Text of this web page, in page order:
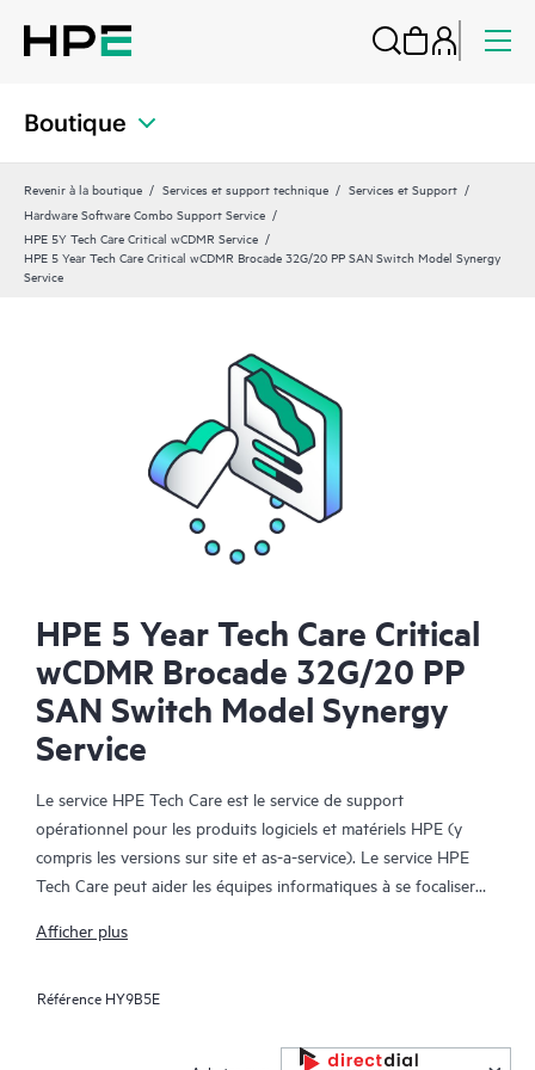
Boutique
Revenir à la boutique Services et support technique
Services et Support
Hardware Software Combo Support Service
HPE 5Y Tech Care Critical wCDMR Service
HPE 5 Year Tech Care Critical wCDMR Brocade 32G/20 PP SAN Switch Model Synergy
Service
HPE 5 Year Tech Care Critical
wCDMR Brocade 32G/20 PP
SAN Switch Model Synergy
Service
Le service HPE Tech Care est le service de support
opérationnel pour les produits logiciels et matériels HPE (y
compris les versions sur site et as-a-service). Le service HPE
Tech Care peut aider les équipes informatiques à se focaliser
chercher proactivement de meilleures méthodes de travail,
spécialistes produit et fournit des conseils techniques généraux,
Afficher plus
Référence HY9B5E